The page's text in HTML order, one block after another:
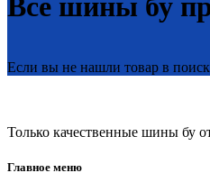
Все шины бу
Если вы не нашли товар в
Только качественные шины бу
Главное меню